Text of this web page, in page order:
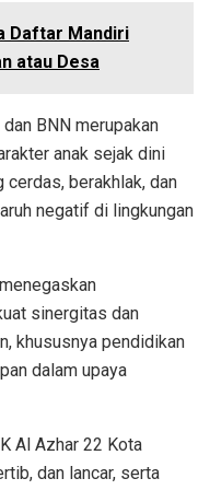
Daftar Mandiri
atau Desa
BNN merupakan
anak sejak dini
cerdas, berakhlak, dan
negatif di lingkungan
sinergitas dan
khususnya pendidikan
dalam upaya
Al Azhar 22 Kota
dan lancar, serta